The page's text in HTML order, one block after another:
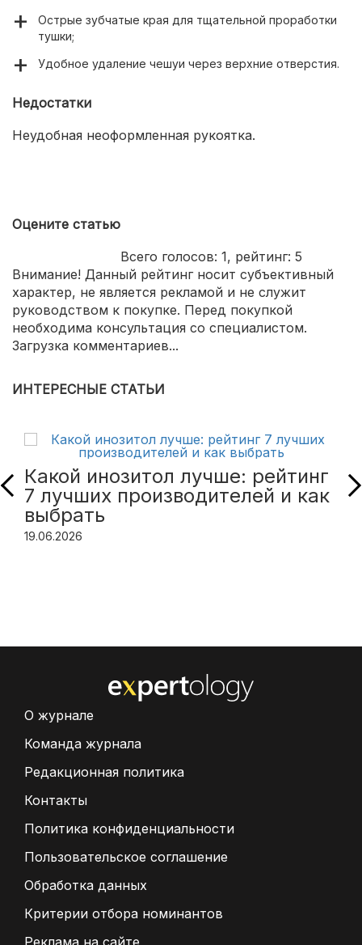
Острые зубчатые края для тщательной проработки
тушки;
Удобное удаление чешуи через верхние отверстия.
Недостатки
Неудобная неоформленная рукоятка.
Оцените статью
Всего голосов: 1, рейтинг: 5
Внимание! Данный рейтинг носит субъективный
характер, не является рекламой и не служит
руководством к покупке. Перед покупкой
необходима консультация со специалистом.
Загрузка комментариев...
ИНТЕРЕСНЫЕ СТАТЬИ
Какой инозитол лучше: рейтинг
7 лучших производителей и как
выбрать
19.06.2026
О журнале
Команда журнала
Редакционная политика
Контакты
Политика конфиденциальности
Пользовательское соглашение
Обработка данных
Критерии отбора номинантов
Реклама на сайте